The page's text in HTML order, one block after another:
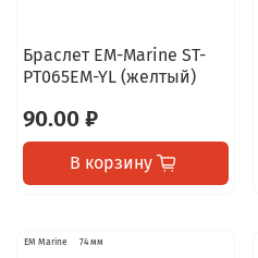
Браслет EM-Marine ST-
PT065EM-YL (желтый)
90.00 ₽
В корзину
EM Marine 74 мм